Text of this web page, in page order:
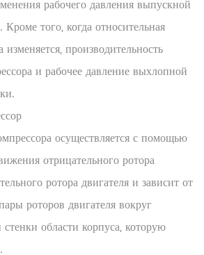
рабочего давления выпускной
того, когда относительная
изменяется, производительность
и рабочее давление выхлопной
осуществляется с помощью
отрицательного ротора
ротора двигателя и зависит от
роторов двигателя вокруг
области корпуса, которую